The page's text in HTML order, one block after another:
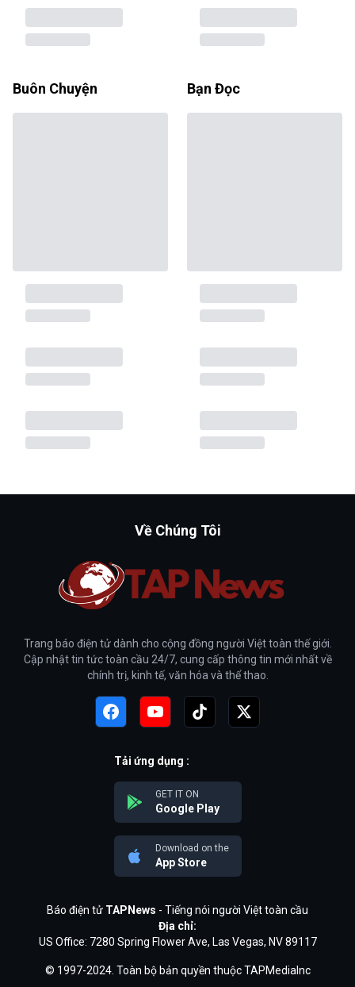
Buôn Chuyện Bạn Đọc
Về Chúng Tôi
Trang báo điện tử dành cho cộng đồng người Việt toàn thế giới.
Cập nhật tin tức toàn cầu 24/7, cung cấp thông tin mới nhất về
chính trị, kinh tế, văn hóa và thể thao.
Tải ứng dụng :
GET IT ON
Google Play
Download on the
App Store
Báo điện tử TAPNews - Tiếng nói người Việt toàn cầu
Địa chỉ:
US Office: 7280 Spring Flower Ave, Las Vegas, NV 89117
© 1997-2024. Toàn bộ bản quyền thuộc TAPMediaInc